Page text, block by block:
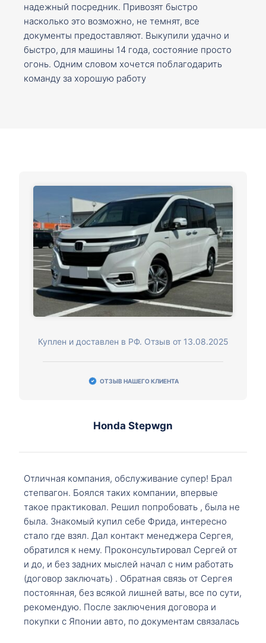
надежный посредник. Привозят быстро
насколько это возможно, не темнят, все
документы предоставляют. Выкупили удачно и
быстро, для машины 14 года, состояние просто
огонь. Одним словом хочется поблагодарить
команду за хорошую работу
Куплен и доставлен в РФ. Отзыв от 13.08.2025
ОТЗЫВ НАШЕГО КЛИЕНТА
Honda Stepwgn
Отличная компания, обслуживание супер! Брал
степвагон. Боялся таких компании, впервые
такое практиковал. Решил попробовать , была не
была. Знакомый купил себе Фрида, интересно
стало где взял. Дал контакт менеджера Сергея,
обратился к нему. Проконсультировал Сергей от
и до, и без задних мыслей начал с ним работать
(договор заключать) . Обратная связь от Сергея
постоянная, без всякой лишней ваты, все по сути,
рекомендую. После заключения договора и
покупки с Японии авто, по документам связалась